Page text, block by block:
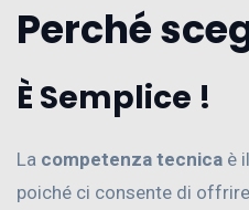
Perché
È Semplice !
La competenza tecnica è
poiché ci consente di